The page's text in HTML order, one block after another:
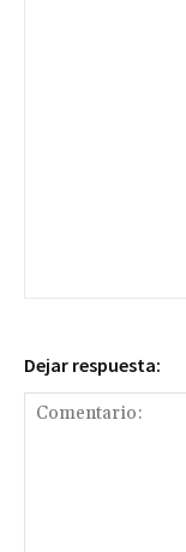
Dejar respuesta: